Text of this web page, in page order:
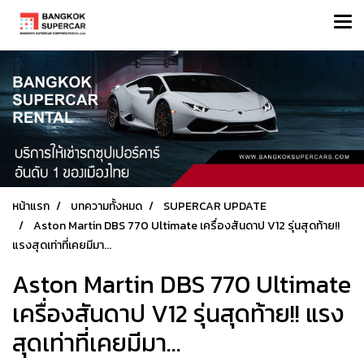
หน้าแรก บทความทั้งหมด
SUPERCAR UPDATE
Aston Martin DBS 770 Ultimate เครื่องสันดาป V12 รุ่นสุดท้าย!!
แรงสุดเท่าที่เคยมีมา...
Aston Martin DBS 770 Ultimate
เครื่องสันดาป V12 รุ่นสุดท้าย!! แรง
สุดเท่าที่เคยมีมา...